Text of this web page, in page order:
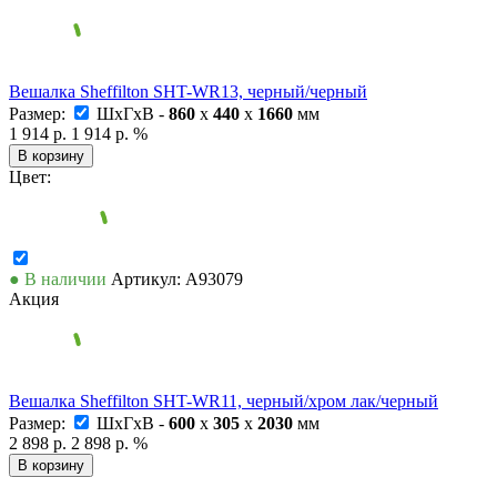
Вешалка Sheffilton SHT-WR13, черный/черный
Размер:
ШxГxВ - 860 x 440 x 1660 мм
1 914 р. 1 914 р. %
В корзину
Цвет:
● В наличии Артикул: А93079
Акция
Вешалка Sheffilton SHT-WR11, черный/хром лак/черный
Размер:
ШxГxВ - 600 x 305 x 2030 мм
2 898 р. 2 898 р. %
В корзину